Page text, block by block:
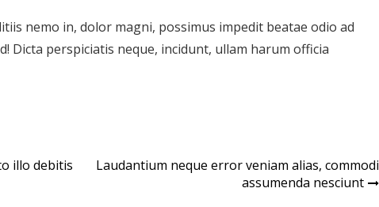
nemo in, dolor magni, possimus impedit beatae odio ad
Dicta perspiciatis neque, incidunt, ullam harum officia
illo debitis
Laudantium neque error veniam alias, commodi
assumenda nesciunt